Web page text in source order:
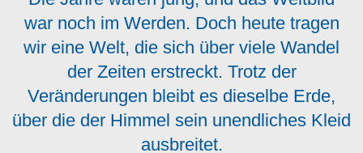
war noch im Werden. Doch heute tragen
wir eine Welt, die sich über viele Wandel
der Zeiten erstreckt. Trotz der
Veränderungen bleibt es dieselbe Erde,
über die der Himmel sein unendliches Kleid
ausbreitet.